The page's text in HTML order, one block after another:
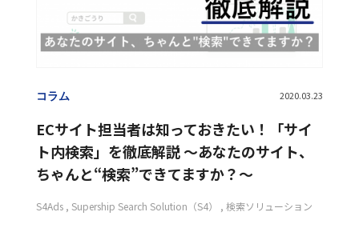
コラム 2020.03.23
ECサイト担当者は知っておきたい！「サイ
ト内検索」を徹底解説 〜あなたのサイト、
ちゃんと“検索”できてますか？〜
S4Ads Supership Search Solution（S4） 検索ソリューション